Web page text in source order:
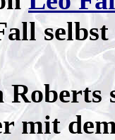
mit